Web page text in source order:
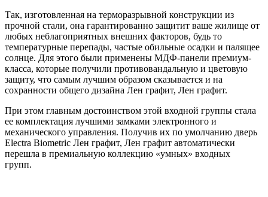
Так, изготовленная на терморазрывной конструкции из
прочной стали, она гарантированно защитит ваше жилище от
любых неблагоприятных внешних факторов, будь то
температурные перепады, частые обильные осадки и палящее
солнце. Для этого были применены МДФ-панели премиум-
класса, которые получили противовандальную и цветовую
защиту, что самым лучшим образом сказывается и на
сохранности общего дизайна Лен графит, Лен графит.
При этом главным достоинством этой входной группы стала
ее комплектация лучшими замками электронного и
механического управления. Получив их по умолчанию дверь
Electra Biometric Лен графит, Лен графит автоматически
перешла в премиальную коллекцию «умных» входных
групп.